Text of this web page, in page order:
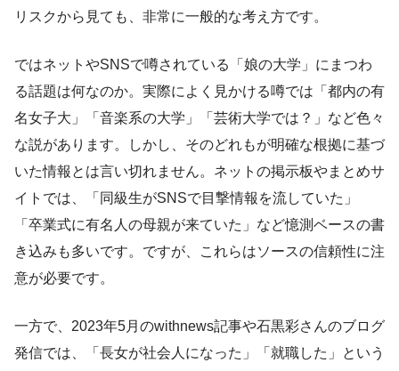
リスクから見ても、非常に一般的な考え方です。
ではネットやSNSで噂されている「娘の大学」にまつわ
る話題は何なのか。実際によく見かける噂では「都内の有
名女子大」「音楽系の大学」「芸術大学では？」など色々
な説があります。しかし、そのどれもが明確な根拠に基づ
いた情報とは言い切れません。ネットの掲示板やまとめサ
イトでは、「同級生がSNSで目撃情報を流していた」
「卒業式に有名人の母親が来ていた」など憶測ベースの書
き込みも多いです。ですが、これらはソースの信頼性に注
意が必要です。
一方で、2023年5月のwithnews記事や石黒彩さんのブログ
発信では、「長女が社会人になった」「就職した」という